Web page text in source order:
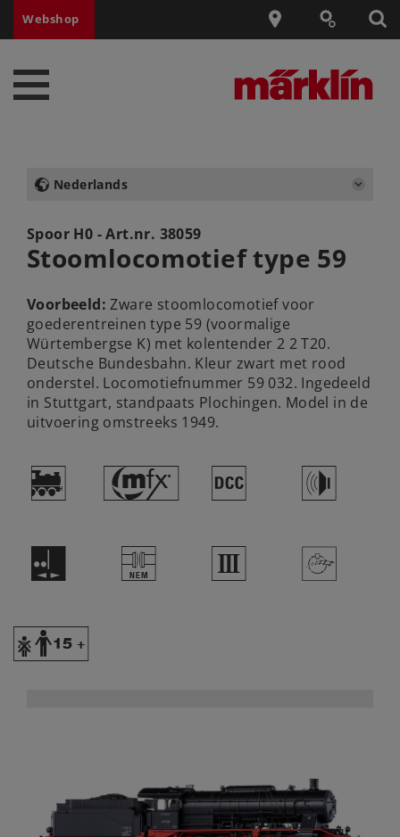
Webshop
Nederlands
Spoor H0 - Art.nr. 38059
Stoomlocomotief type 59
Voorbeeld: Zware stoomlocomotief voor
goederentreinen type 59 (voormalige
Würtembergse K) met kolentender 2 2 T20.
Deutsche Bundesbahn. Kleur zwart met rood
onderstel. Locomotiefnummer 59 032. Ingedeeld
in Stuttgart, standpaats Plochingen. Model in de
uitvoering omstreeks 1949.
) # § h
E U 3 >
Y